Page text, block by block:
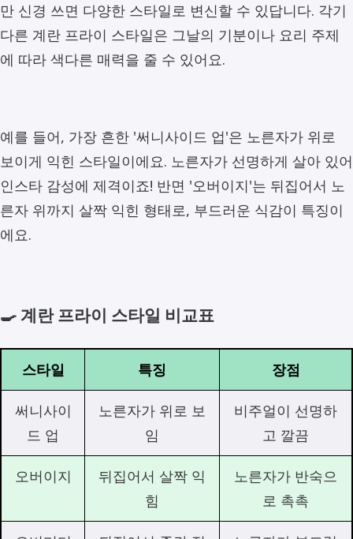
만 신경 쓰면 다양한 스타일로 변신할 수 있답니다. 각기
다른 계란 프라이 스타일은 그날의 기분이나 요리 주제
에 따라 색다른 매력을 줄 수 있어요.
예를 들어, 가장 흔한 '써니사이드 업'은 노른자가 위로
보이게 익힌 스타일이에요. 노른자가 선명하게 살아 있어
인스타 감성에 제격이죠! 반면 '오버이지'는 뒤집어서 노
른자 위까지 살짝 익힌 형태로, 부드러운 식감이 특징이
에요.
🍳 계란 프라이 스타일 비교표
스타일 특징 장점
써니사이
드 업
노른자가 위로 보
임
비주얼이 선명하
고 깔끔
오버이지
뒤집어서 살짝 익
힘
노른자가 반숙으
로 촉촉